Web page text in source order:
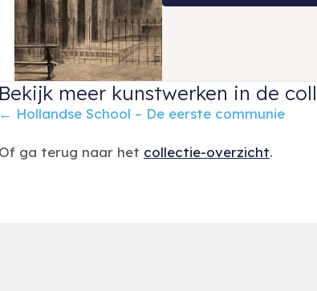
Bekijk meer kunstwerken in de
Posts
navigation
← Hollandse School – De eerste communie
Of ga terug naar het collectie-overzicht.